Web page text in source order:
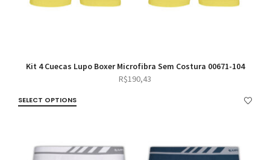
Kit 4 Cuecas Lupo Boxer Microfibra Sem Costura 00671-104
R$190,43
SELECT OPTIONS